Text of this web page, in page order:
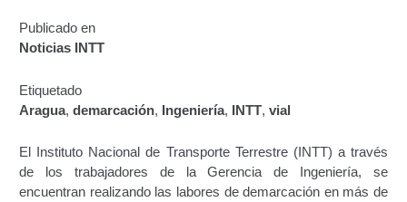
Emisión de Nuevo Certificado de Registro de
Vehículo (Duplicado) Automatizado
Renovación de Licencia para Conducir (Servicio
Automatizado)
Autorización para la circulación de Vehículo Sobre
Vehículo – Servicio Frecuente
Publicado en
Noticias INTT
Etiquetado
Aragua,demarcación, Ingeniería, INTT,vial
El Instituto Nacional de Transporte Terrestre (INTT) a través
de los trabajadores de la Gerencia de Ingeniería, se
encuentran realizando las labores de demarcación en más de